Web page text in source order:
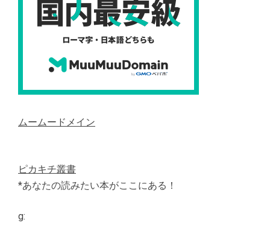
ムームードメイン
ピカキチ叢書
*あなたの読みたい本がここにある！
g: